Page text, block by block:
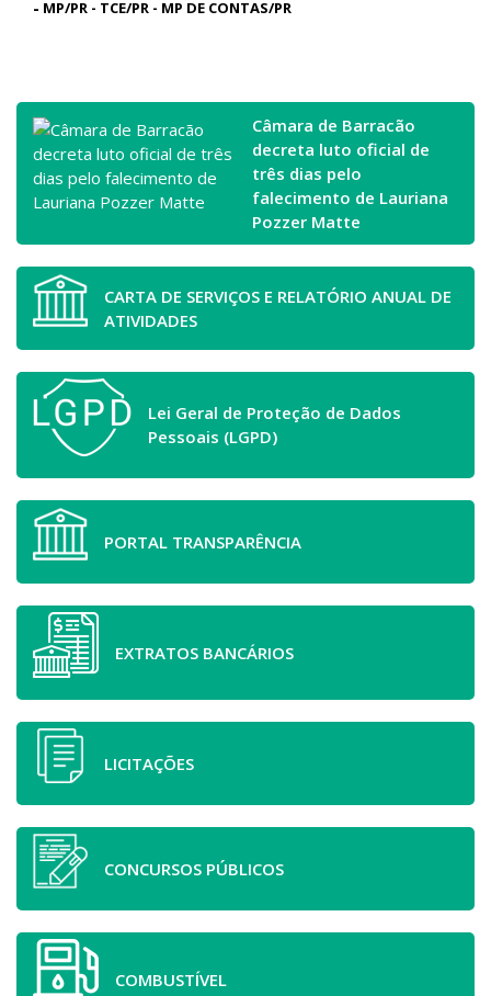
- MP/PR - TCE/PR - MP DE CONTAS/PR
Câmara de Barracão
decreta luto oficial de
três dias pelo
falecimento de Lauriana
Pozzer Matte
CARTA DE SERVIÇOS E RELATÓRIO ANUAL DE
ATIVIDADES
Lei Geral de Proteção de Dados
Pessoais (LGPD)
PORTAL TRANSPARÊNCIA
EXTRATOS BANCÁRIOS
LICITAÇÕES
CONCURSOS PÚBLICOS
COMBUSTÍVEL